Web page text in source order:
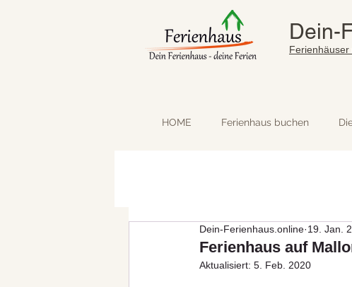
Dein-
HOME Ferienhaus buchen
Ferienhaus auf
Dein-Ferienhaus.online 19. Jan.
Aktualisiert: 5. Feb. 2020